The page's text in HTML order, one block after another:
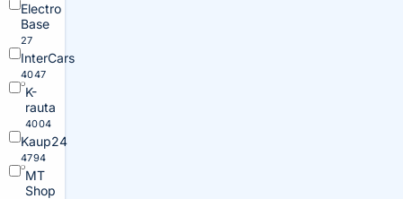
Electro
Base
27
InterCars
4047
K-
rauta
4004
Kaup24
4794
MT
Shop